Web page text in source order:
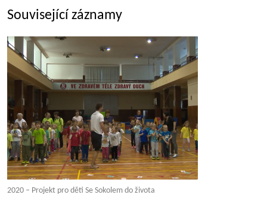
Související záznamy
2020 – Projekt pro děti Se Sokolem do života